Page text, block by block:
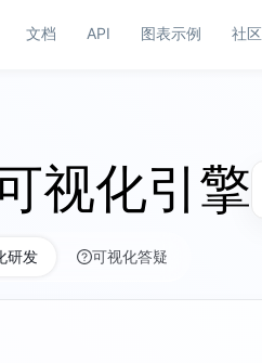
文档 API 图表示例 社区
视化引擎
研发 可视化答疑